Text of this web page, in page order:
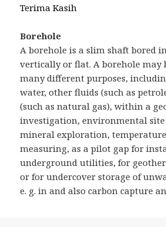
Terima Kasih
Borehole
A borehole is a slim shaft bored
vertically or flat. A borehole may
many different purposes,
water, other fluids (such as
(such as natural gas), within a
investigation, environmental
mineral exploration,
measuring, as a pilot gap for
underground utilities, for
or for undercover storage of
e. g. in and also carbon capture